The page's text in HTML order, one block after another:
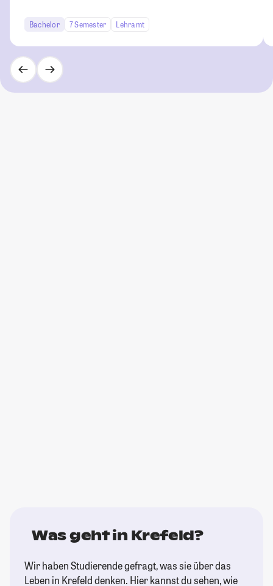
Bachelor 7 Semester Lehramt
Was geht in Krefeld?
Wir haben Studierende gefragt, was sie über das
Leben in Krefeld denken. Hier kannst du sehen, wie